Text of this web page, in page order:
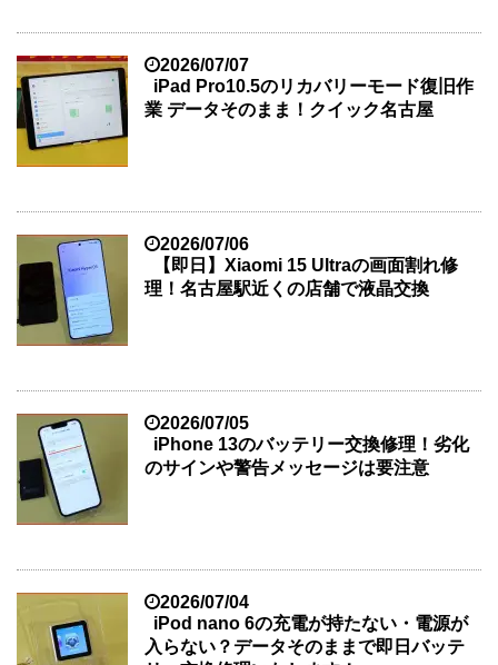
2026/07/07
iPad Pro10.5のリカバリーモード復旧作
業 データそのまま！クイック名古屋
2026/07/06
【即日】Xiaomi 15 Ultraの画面割れ修
理！名古屋駅近くの店舗で液晶交換
2026/07/05
iPhone 13のバッテリー交換修理！劣化
のサインや警告メッセージは要注意
2026/07/04
iPod nano 6の充電が持たない・電源が
入らない？データそのままで即日バッテ